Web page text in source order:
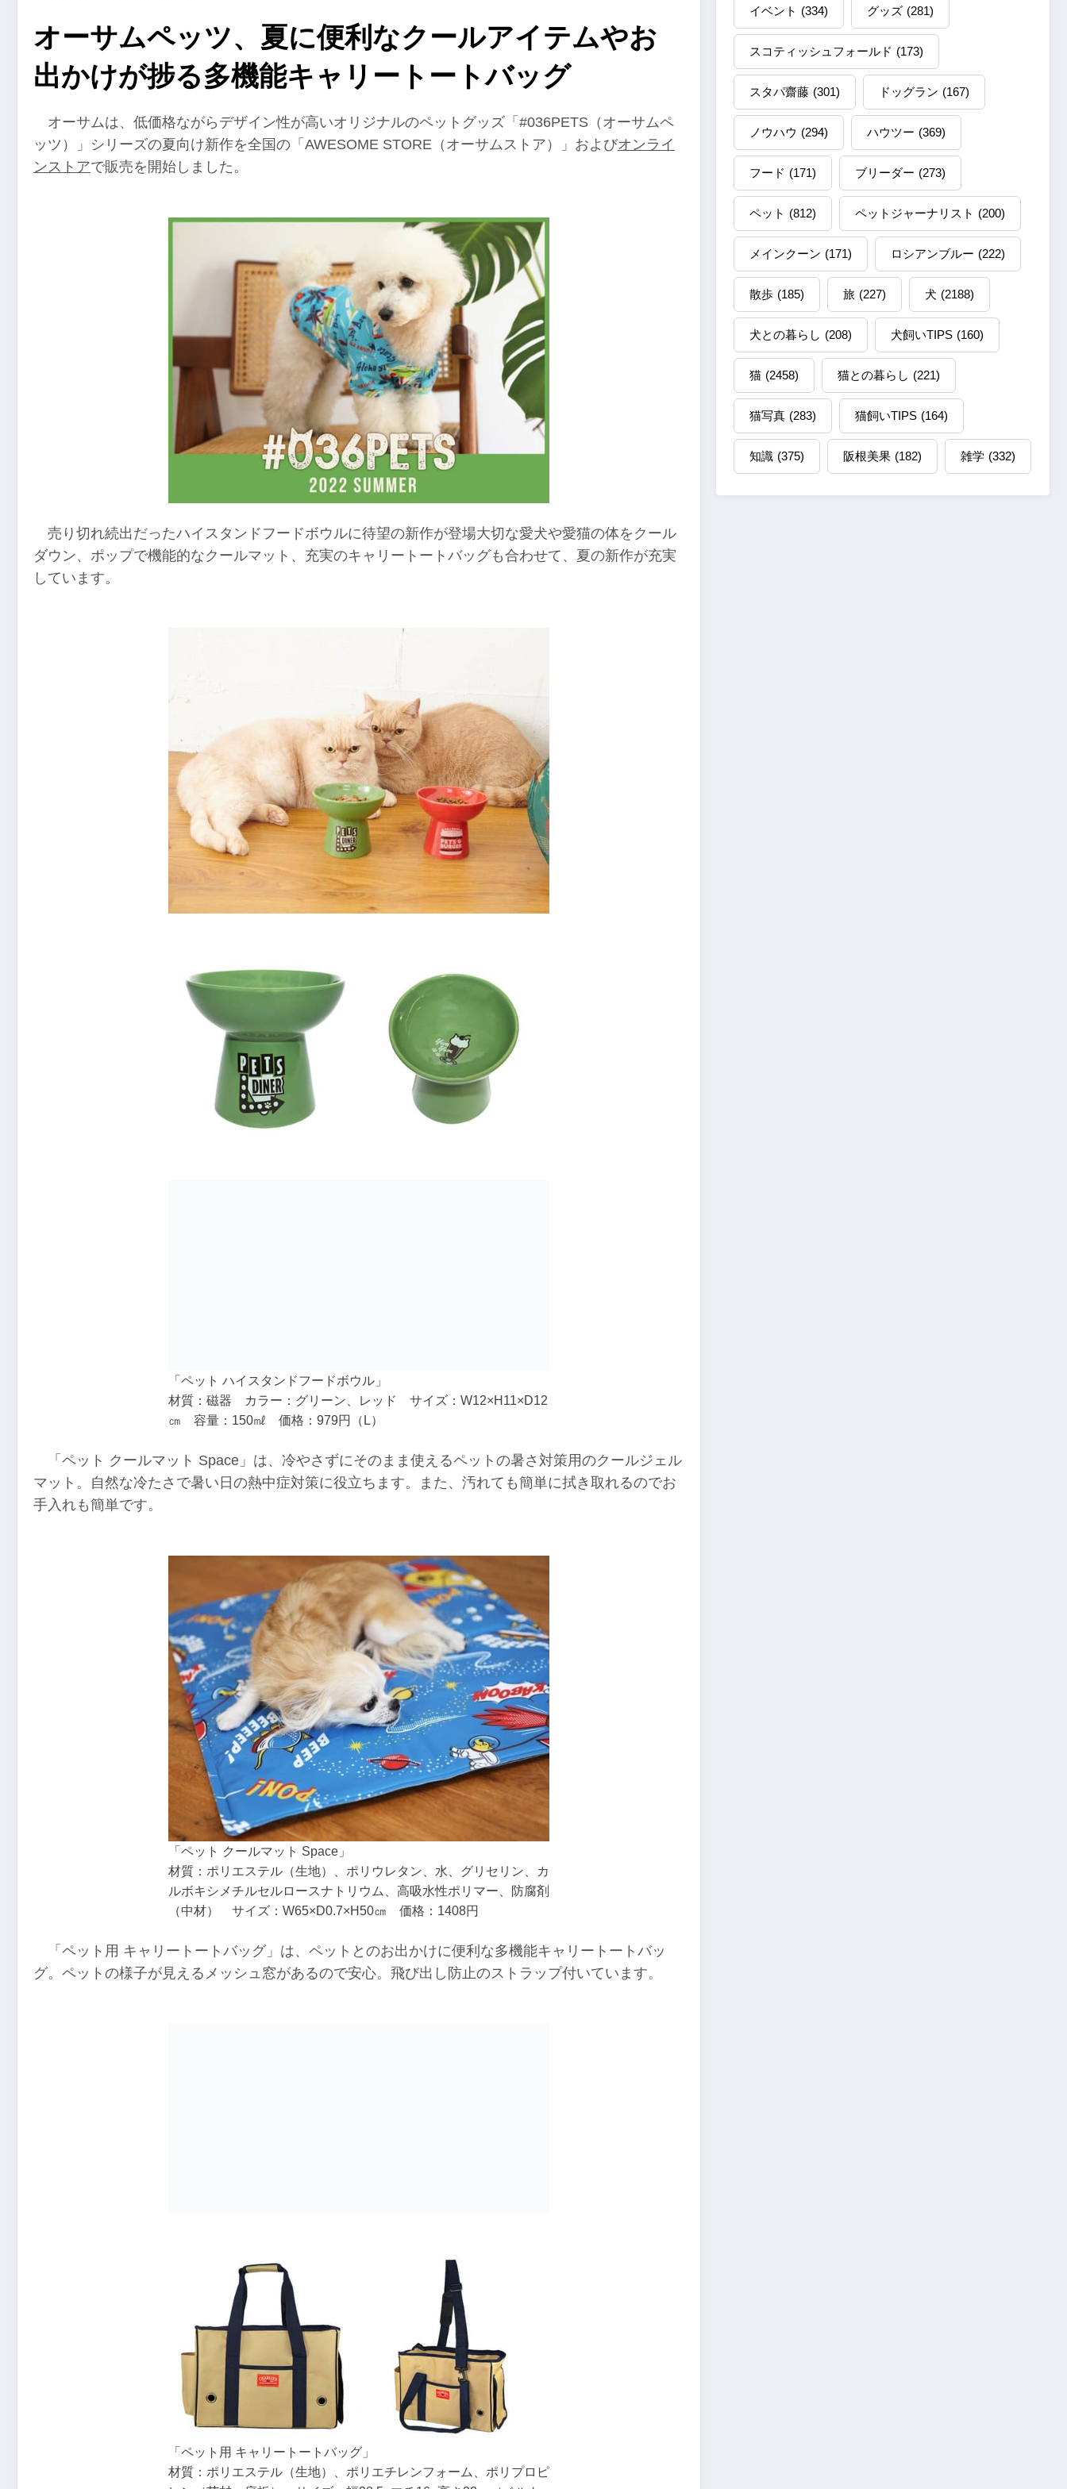
オーサムペッツ、夏に便利なクールアイテムやお
出かけが捗る多機能キャリートートバッグ
オーサムは、低価格ながらデザイン性が高いオリジナルのペットグッズ「#036PETS（オーサムペ
ッツ）」シリーズの夏向け新作を全国の「AWESOME STORE（オーサムストア）」およびオンライ
ンストアで販売を開始しました。
売り切れ続出だったハイスタンドフードボウルに待望の新作が登場大切な愛犬や愛猫の体をクール
ダウン、ポップで機能的なクールマット、充実のキャリートートバッグも合わせて、夏の新作が充実
しています。
「ペット ハイスタンドフードボウル」
材質：磁器 カラー：グリーン、レッド サイズ：W12×H11×D12
㎝ 容量：150㎖ 価格：979円（L）
「ペット クールマット Space」は、冷やさずにそのまま使えるペットの暑さ対策用のクールジェル
マット。自然な冷たさで暑い日の熱中症対策に役立ちます。また、汚れても簡単に拭き取れるのでお
手入れも簡単です。
「ペット クールマット Space」
材質：ポリエステル（生地）、ポリウレタン、水、グリセリン、カ
ルボキシメチルセルロースナトリウム、高吸水性ポリマー、防腐剤
（中材） サイズ：W65×D0.7×H50㎝ 価格：1408円
「ペット用 キャリートートバッグ」は、ペットとのお出かけに便利な多機能キャリートートバッ
グ。ペットの様子が見えるメッシュ窓があるので安心。飛び出し防止のストラップ付いています。
「ペット用 キャリートートバッグ」
材質：ポリエステル（生地）、ポリエチレンフォーム、ポリプロピ
イベント (334) グッズ (281)
スコティッシュフォールド (173)
スタパ齋藤 (301) ドッグラン (167)
ノウハウ (294) ハウツー (369)
フード (171) ブリーダー (273)
ペット (812) ペットジャーナリスト (200)
メインクーン (171) ロシアンブルー (222)
散歩 (185) 旅 (227) 犬 (2188)
犬との暮らし (208) 犬飼いTIPS (160)
猫 (2458) 猫との暮らし (221)
猫写真 (283) 猫飼いTIPS (164)
知識 (375) 阪根美果 (182) 雑学 (332)